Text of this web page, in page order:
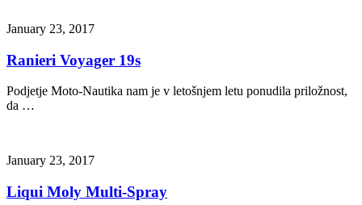
January 23, 2017
Ranieri Voyager 19s
Podjetje Moto-Nautika nam je v letošnjem letu ponudila priložnost,
da …
January 23, 2017
Liqui Moly Multi-Spray